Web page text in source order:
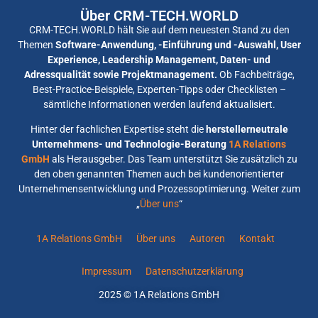
Über CRM-TECH.WORLD
CRM-TECH.WORLD hält Sie auf dem neuesten Stand zu den
Themen Software-Anwendung, -Einführung und -Auswahl, User
Experience, Leadership Management, Daten- und
Adressqualität sowie Projektmanagement. Ob Fachbeiträge,
Best-Practice-Beispiele, Experten-Tipps oder Checklisten –
sämtliche Informationen werden laufend aktualisiert.
Hinter der fachlichen Expertise steht die herstellerneutrale
Unternehmens- und Technologie-Beratung 1A Relations
GmbH als Herausgeber. Das Team unterstützt Sie zusätzlich zu
den oben genannten Themen auch bei kundenorientierter
Unternehmensentwicklung und Prozessoptimierung. Weiter zum
„Über uns“
1A Relations GmbH Über uns Autoren Kontakt
Impressum Datenschutzerklärung
2025 © 1A Relations GmbH